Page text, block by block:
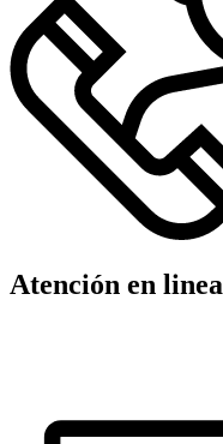
Atención en linea